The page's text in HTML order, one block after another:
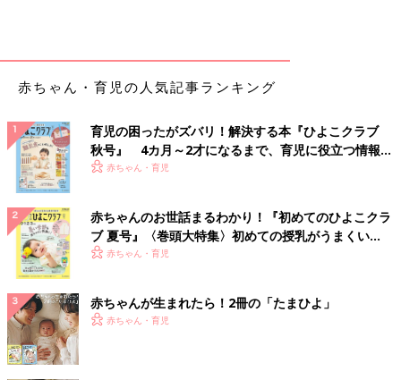
赤ちゃん・育児の人気記事ランキング
育児の困ったがズバリ！解決する本『ひよこクラブ
秋号』 4カ月～2才になるまで、育児に役立つ情報が
いっぱい！
赤ちゃん・育児
赤ちゃんのお世話まるわかり！『初めてのひよこクラ
ブ 夏号』〈巻頭大特集〉初めての授乳がうまくい
く！ おっぱい・ミルクの基本と夏のトラブル 解決テ
赤ちゃん・育児
赤ちゃんが生まれたら！2冊の「たまひよ」
赤ちゃん・育児